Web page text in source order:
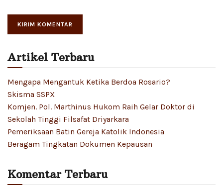
Artikel Terbaru
Mengapa Mengantuk Ketika Berdoa Rosario?
Skisma SSPX
Komjen. Pol. Marthinus Hukom Raih Gelar Doktor di
Sekolah Tinggi Filsafat Driyarkara
Pemeriksaan Batin Gereja Katolik Indonesia
Beragam Tingkatan Dokumen Kepausan
Komentar Terbaru